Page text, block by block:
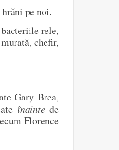
pe noi.
rele,
chefir,
Gary Brea,
înaintede
Florence